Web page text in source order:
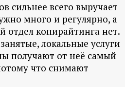
сильнее всего выручает
много и регулярно, а
отдел копирайтинга нет.
локальные услуги
получают от неё самый
что снимают